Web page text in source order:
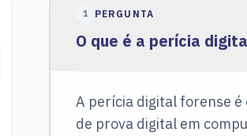
1 PERGUNTA
O que é a perícia
A perícia digital forense
de prova digital em